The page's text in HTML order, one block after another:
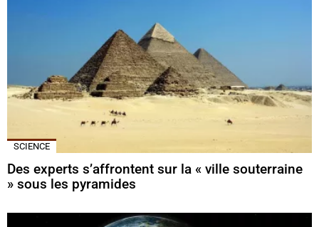
SCIENCE
Des experts s’affrontent sur la « ville souterraine
» sous les pyramides